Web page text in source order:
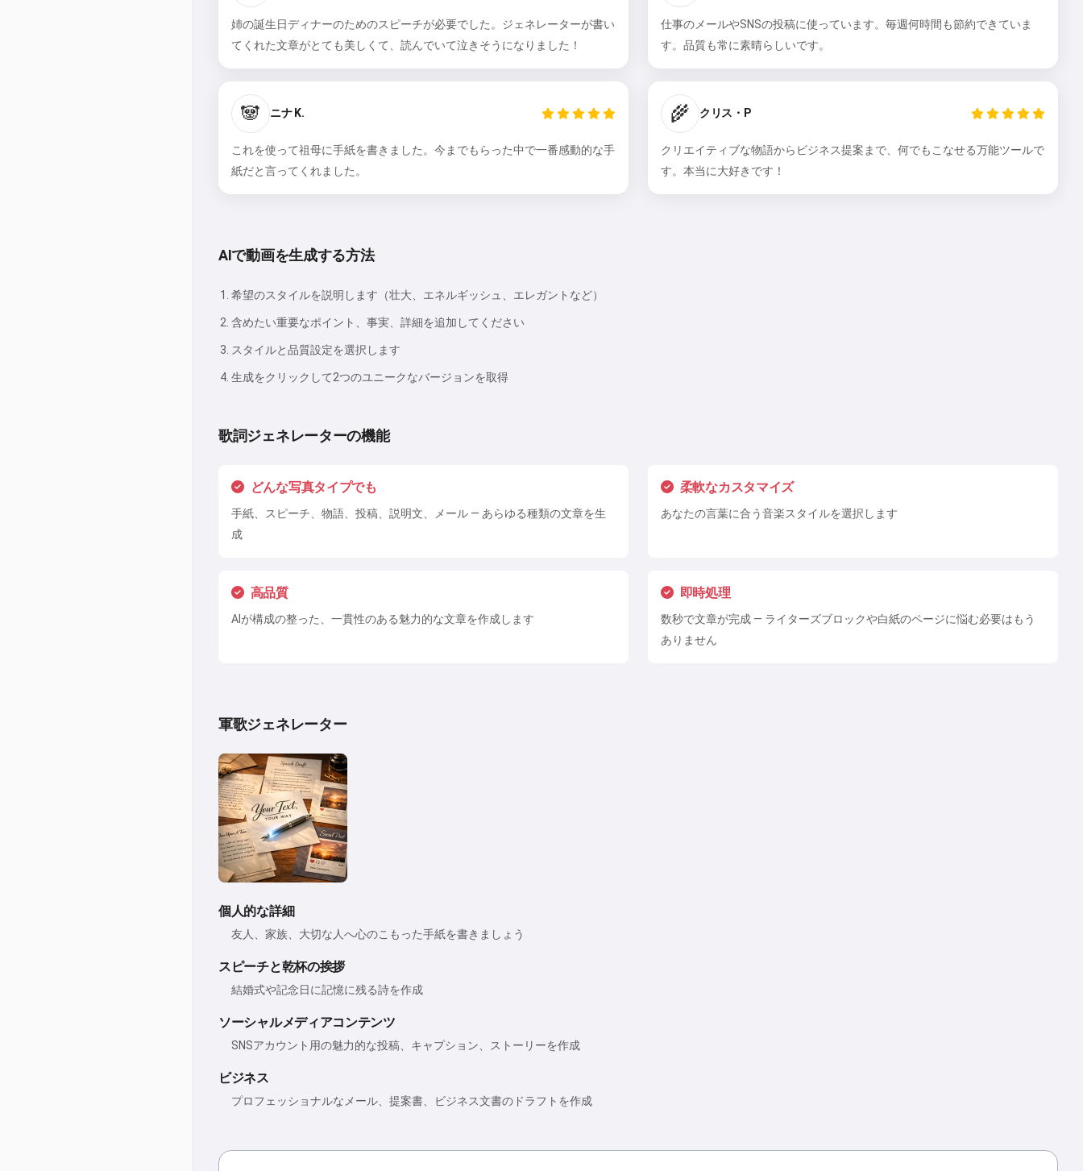
姉の誕生日ディナーのためのスピーチが必要でした。ジェネレーターが書い
てくれた文章がとても美しくて、読んでいて泣きそうになりました！
仕事のメールやSNSの投稿に使っています。毎週何時間も節約できていま
す。品質も常に素晴らしいです。
🐼 ニナ K.
これを使って祖母に手紙を書きました。今までもらった中で一番感動的な手
紙だと言ってくれました。
🌾 クリス・P
クリエイティブな物語からビジネス提案まで、何でもこなせる万能ツールで
す。本当に大好きです！
AIで動画を生成する方法
希望のスタイルを説明します（壮大、エネルギッシュ、エレガントなど）
含めたい重要なポイント、事実、詳細を追加してください
スタイルと品質設定を選択します
生成をクリックして2つのユニークなバージョンを取得
歌詞ジェネレーターの機能
どんな写真タイプでも
手紙、スピーチ、物語、投稿、説明文、メール — あらゆる種類の文章を生
成
柔軟なカスタマイズ
あなたの言葉に合う音楽スタイルを選択します
高品質
AIが構成の整った、一貫性のある魅力的な文章を作成します
即時処理
数秒で文章が完成 — ライターズブロックや白紙のページに悩む必要はもう
ありません
軍歌ジェネレーター
個人的な詳細
友人、家族、大切な人へ心のこもった手紙を書きましょう
スピーチと乾杯の挨拶
結婚式や記念日に記憶に残る詩を作成
ソーシャルメディアコンテンツ
SNSアカウント用の魅力的な投稿、キャプション、ストーリーを作成
ビジネス
プロフェッショナルなメール、提案書、ビジネス文書のドラフトを作成
メッセージを書けます🥰